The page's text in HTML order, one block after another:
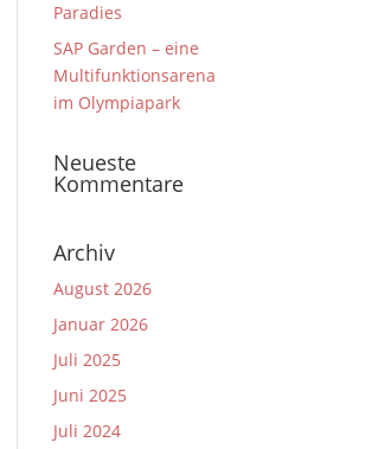
Paradies
SAP Garden – eine
Multifunktionsarena
im Olympiapark
Neueste
Kommentare
Archiv
August 2026
Januar 2026
Juli 2025
Juni 2025
Juli 2024